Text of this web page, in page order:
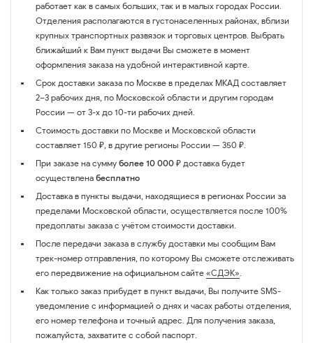
работает как в самых больших, так и в малых городах России.
Отделения располагаются в густонаселенных районах, вблизи
крупных транспортных развязок и торговых центров. Выбрать
ближайший к Вам пункт выдачи Вы сможете в момент
оформления заказа на удобной интерактивной карте.
Срок доставки заказа по Москве в пределах МКАД составляет
2–3 рабочих дня, по Московской области и другим городам
России — от 3-х до 10-ти рабочих дней.
Стоимость доставки по Москве и Московской области
составляет 150 ₽, в другие регионы России — 350 ₽.
При заказе на сумму более 10 000 ₽ доставка будет
осуществлена бесплатно
Доставка в пункты выдачи, находящиеся в регионах России за
пределами Московской области, осуществляется после 100%
предоплаты заказа с учётом стоимости доставки.
После передачи заказа в службу доставки мы сообщим Вам
трек-номер отправления, по которому Вы сможете отслеживать
его передвижение на официальном сайте «СДЭК».
Как только заказ прибудет в пункт выдачи, Вы получите SMS-
уведомление с информацией о днях и часах работы отделения,
его номер телефона и точный адрес. Для получения заказа,
пожалуйста, захватите с собой паспорт.